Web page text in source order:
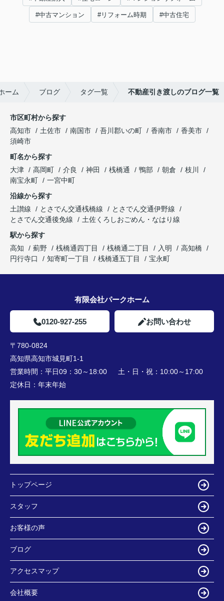
#中古マンション #リフォーム時期 #中古住宅
ーム ブログ タグ一覧 不動産引き渡しのブログ一覧
市区町村から探す
高知市
土佐市 南国市 吾川郡いの町 香南市
香美市
須崎市
町名から探す
大津
高岡町 介良 神田 桟橋通 鴨部 朝倉
枝川
南宝永町
一宮中町
沿線から探す
土讃線
とさでん交通桟橋線
とさでん交通伊野線
とさでん交通後免線
土佐くろしおごめん・なはり線
駅から探す
高知
薊野 桟橋通四丁目 桟橋通二丁目 入明
高知橋
円行寺口
知寄町一丁目 桟橋通五丁目 宝永町
有限会社パークホーム
0120-927-255 お問い合わせ
〒780-0824
高知県高知市城見町1-1
営業時間： 平日09：30～18:00 土・日・祝：10:00～17:00
定休日： 年末年始
トップページ
スタッフ
お客様の声
ブログ
アクセスマップ
会社概要